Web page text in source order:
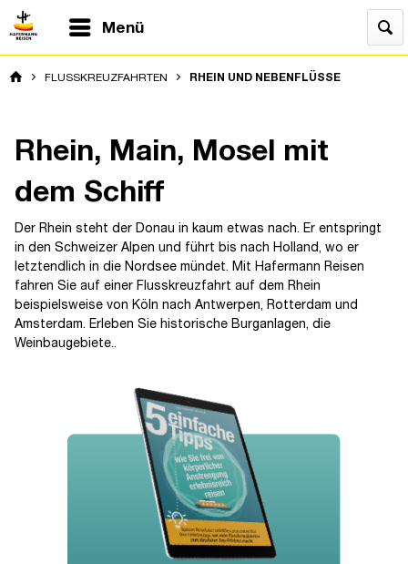
Menü
FLUSSKREUZFAHRTEN RHEIN UND NEBENFLÜSSE
Rhein, Main, Mosel mit
dem Schiff
Der Rhein steht der Donau in kaum etwas nach. Er entspringt
in den Schweizer Alpen und führt bis nach Holland, wo er
letztendlich in die Nordsee mündet. Mit Hafermann Reisen
fahren Sie auf einer Flusskreuzfahrt auf dem Rhein
beispielsweise von Köln nach Antwerpen, Rotterdam und
Amsterdam. Erleben Sie historische Burganlagen, die
Weinbaugebiete..